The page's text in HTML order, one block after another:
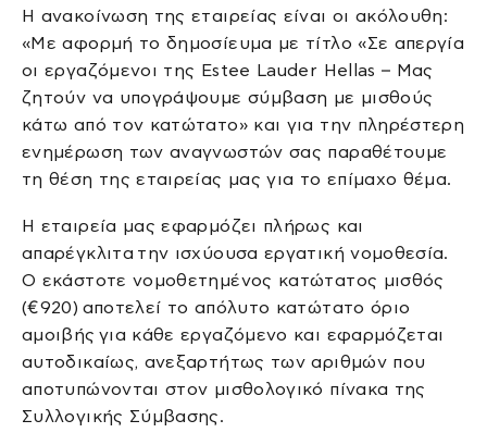
Η ανακοίνωση της εταιρείας είναι οι ακόλουθη:
«Με αφορμή το δημοσίευμα με τίτλο «Σε απεργία
οι εργαζόμενοι της Estee Lauder Hellas – Μας
ζητούν να υπογράψουμε σύμβαση με μισθούς
κάτω από τον κατώτατο» και για την πληρέστερη
ενημέρωση των αναγνωστών σας παραθέτουμε
τη θέση της εταιρείας μας για το επίμαχο θέμα.
Η εταιρεία μας εφαρμόζει πλήρως και
απαρέγκλιτα την ισχύουσα εργατική νομοθεσία.
Ο εκάστοτε νομοθετημένος κατώτατος μισθός
(€920) αποτελεί το απόλυτο κατώτατο όριο
αμοιβής για κάθε εργαζόμενο και εφαρμόζεται
αυτοδικαίως, ανεξαρτήτως των αριθμών που
αποτυπώνονται στον μισθολογικό πίνακα της
Συλλογικής Σύμβασης.